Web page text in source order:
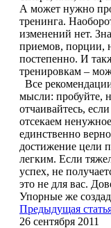
Жиросжигатели
Карнитин
Пиколинат хрома
Батончики и
НАЗАД
Напитки
Протеиновые
А может нужно
тренинга.
изменений нет.
приемов, порции,
постепенно. И
тренировкам –
Все
мысли: пробуйте,
отчаивайтесь,
отсекаем
единственно
достижение цели
легким. Если
успех, не
это не для вас.
Упорные же
Предыдущая
26 сентября 2011